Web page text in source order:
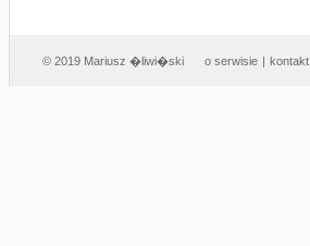
© 2019 Mariusz �liwi�ski o serwisie | kontakt